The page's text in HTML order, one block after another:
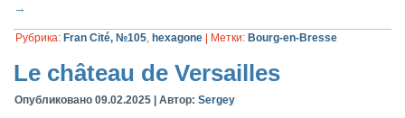
→
Рубрика: Fran Cité, №105, hexagone Метки: Bourg-en-Bresse
Le château de Versailles
Опубликовано 09.02.2025 |Автор: Sergey